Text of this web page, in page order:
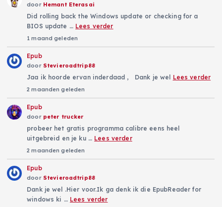
door Hemant Eterasai
Did rolling back the Windows update or checking for a
BIOS update … Lees verder
1 maand geleden
Epub
door Stevieroadtrip88
Jaa ik hoorde ervan inderdaad , Dank je wel Lees verder
2 maanden geleden
Epub
door peter trucker
probeer het gratis programma calibre eens heel
uitgebreid en je ku … Lees verder
2 maanden geleden
Epub
door Stevieroadtrip88
Dank je wel .Hier voor.Ik ga denk ik die EpubReader for
windows ki … Lees verder